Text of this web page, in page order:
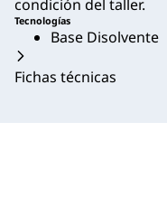
condición del taller.
Tecnologías
Base Disolvente
Fichas técnicas